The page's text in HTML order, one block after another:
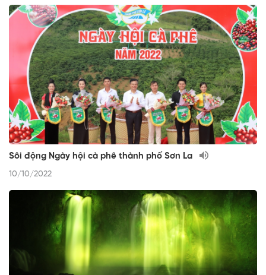
Sôi động Ngày hội cà phê thành phố Sơn La
10/10/2022